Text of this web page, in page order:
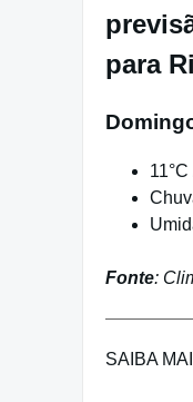
para
11°C
Fonte:
SAIBA